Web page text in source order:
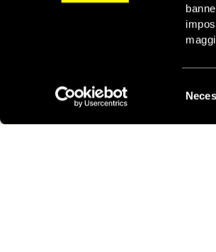
del
ATTIVATI ORA
NOI STIAMO CON I RIFUGIATI
NEWSLETTER